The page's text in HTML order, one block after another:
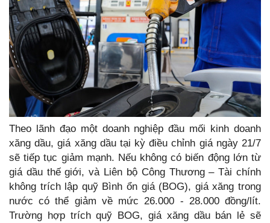
Theo lãnh đạo một doanh nghiệp đầu mối kinh doanh
xăng dầu, giá xăng dầu tại kỳ điều chỉnh giá ngày 21/7
sẽ tiếp tục giảm mạnh. Nếu không có biến động lớn từ
giá dầu thế giới, và Liên bộ Công Thương – Tài chính
không trích lập quỹ Bình ổn giá (BOG), giá xăng trong
nước có thể giảm về mức 26.000 - 28.000 đồng/lít.
Trường hợp trích quỹ BOG, giá xăng dầu bán lẻ sẽ